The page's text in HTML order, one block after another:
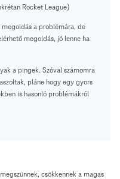
Rocket League)
a problémára, de
megoldás, jó lenne ha
a pingek. Szóval számomra
pláne hogy egy gyors
is hasonló problémákról
csökkennek a magas